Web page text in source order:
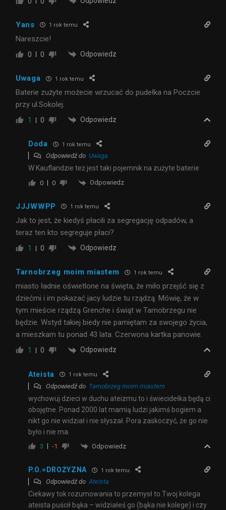
Yans 1 rok temu
Nareszcie!
0 0 Odpowiedz
Uwaga 1 rok temu
Baterie zużyte możecie wrzucać do pudełka na Poczcie
przy ul.Sokolej.
1 0 Odpowiedz
Doda 1 rok temu
Odpowiedź do Uwaga
W Kauflandzie też jest taki pojemnik na zużyte baterie
0 0 Odpowiedz
JJJWWPP 1 rok temu
Jak to jest, że kiedyś płacili za segregację odpadów, a
teraz ten kto segreguje płaci?
1 0 Odpowiedz
Tarnobrzeg moim miastem 1 rok temu
miasto ładnie oświetlone na święta, że miło przejść się z
dziećmi i im pokazać jacy ludzie tu rządzą. Mówię, że w
tym mieście rządzą Grenche i świąt w Tarnobrzegu nie
będzie. Wstyd takiej biedy nie pamiętam za swojego życia,
a mieszkam tu ponad 43 lata. Czerwona kartka panowie.
1 0 Odpowiedz
Ateista 1 rok temu
Odpowiedź do Tarnobrzeg moim miastem
wychowuj dzieci w duchu ateizmu to i świecidełka będą ci
obojętne. Ponad 2000 lat mamią ludzi jakimś bogiem a
nikt go nie widział i nie słyszał. Pora zaskoczyć, że go nie
było i nie ma.
3 -1 Odpowiedz
P.O.=DROŻYZNA 1 rok temu
Odpowiedź doAteista
Ciekawy tok rozumowania to przemysł to.Twoj kolega
ateista puścił bąka – widziałeś go (bąka nie kolege) i czy